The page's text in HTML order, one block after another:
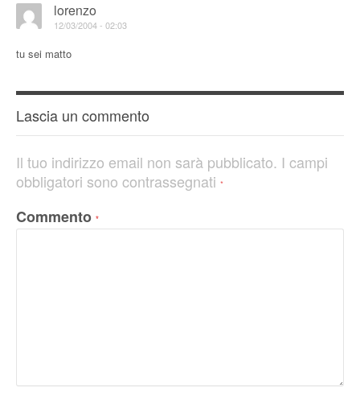
lorenzo
12/03/2004 - 02:03
tu sei matto
Lascia un commento
Il tuo indirizzo email non sarà pubblicato. I campi
obbligatori sono contrassegnati *
Commento *